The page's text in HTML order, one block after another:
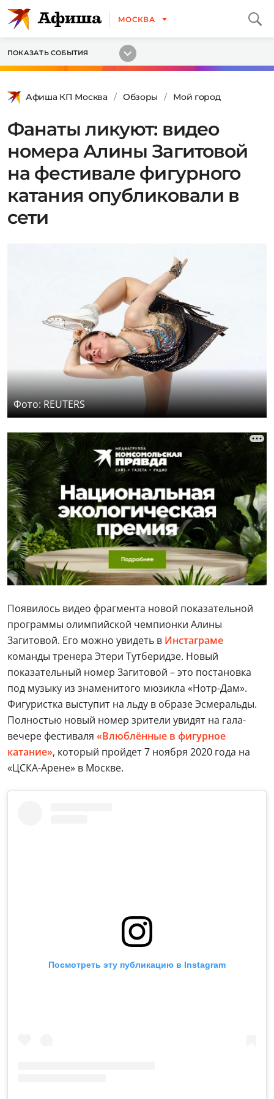
МОСКВА
ПОКАЗАТЬ СОБЫТИЯ
Афиша КП Москва Обзоры Мой город
Фанаты ликуют: видео
номера Алины Загитовой
на фестивале фигурного
катания опубликовали в
сети
Фото: REUTERS
Появилось видео фрагмента новой показательной
программы олимпийской чемпионки Алины
Загитовой. Его можно увидеть в Инстаграме
команды тренера Этери Тутберидзе. Новый
показательный номер Загитовой – это постановка
под музыку из знаменитого мюзикла «Нотр-Дам».
Фигуристка выступит на льду в образе Эсмеральды.
Полностью новый номер зрители увидят на гала-
вечере фестиваля «Влюблённые в фигурное
катание», который пройдет 7 ноября 2020 года на
«ЦСКА-Арене» в Москве.
Посмотреть эту публикацию в Instagram